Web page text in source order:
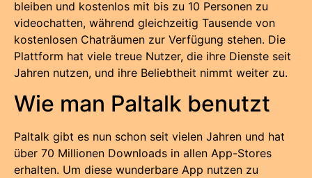
bleiben und kostenlos mit bis zu 10 Personen zu
videochatten, während gleichzeitig Tausende von
kostenlosen Chaträumen zur Verfügung stehen. Die
Plattform hat viele treue Nutzer, die ihre Dienste seit
Jahren nutzen, und ihre Beliebtheit nimmt weiter zu.
Wie man Paltalk benutzt
Paltalk gibt es nun schon seit vielen Jahren und hat
über 70 Millionen Downloads in allen App-Stores
erhalten. Um diese wunderbare App nutzen zu